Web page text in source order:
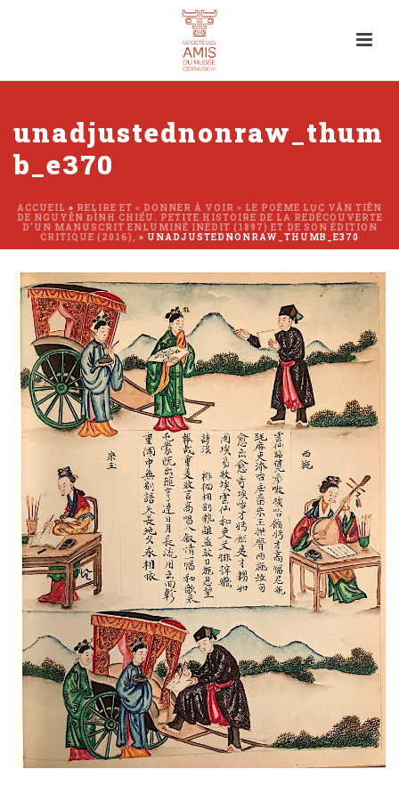
unadjustednonraw_thum
b_e370
ACCUEIL » RELIRE ET « DONNER À VOIR » LE POÈME LỤC VÂN TIÊN
DE NGUYỄN ĐÌNH CHIỂU. PETITE HISTOIRE DE LA REDÉCOUVERTE
D’UN MANUSCRIT ENLUMINÉ INÉDIT (1897) ET DE SON ÉDITION
CRITIQUE (2016), » UNADJUSTEDNONRAW_THUMB_E370